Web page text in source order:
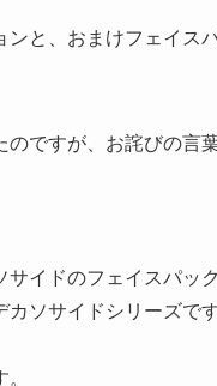
と、おまけフェイス
ですが、お詫びの言
イドのフェイスパック
ソサイドシリーズで